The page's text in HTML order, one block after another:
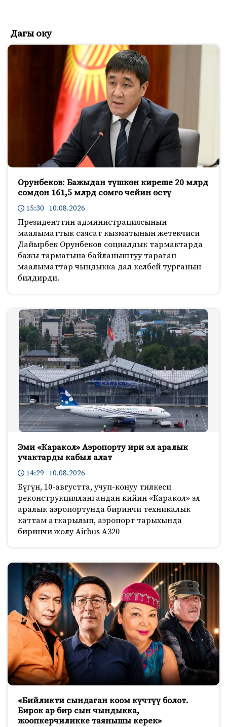
Дагы оку
Орунбеков: Бажыдан түшкөн киреше 20 млрд
сомдон 161,5 млрд сомго чейин өстү
15:30 10.08.2026
Президенттин администрациясынын
маалыматтык саясат кызматынын жетекчиси
Дайырбек Орунбеков социалдык тармактарда
бажы тармагына байланыштуу тараган
маалыматтар чындыкка дал келбей турганын
билдирди.
Эми «Каракол» Аэропорту ири эл аралык
учактарды кабыл алат
14:29 10.08.2026
Бүгүн, 10-августта, учуп-конуу тилкеси
реконструкциялангандан кийин «Каракол» эл
аралык аэропортунда биринчи техникалык
каттам аткарылып, аэропорт тарыхында
биринчи жолу Airbus A320
«Бийликти сындаган коом күчтүү болот.
Бирок ар бир сын чындыкка,
жоопкерчиликке таянышы керек»